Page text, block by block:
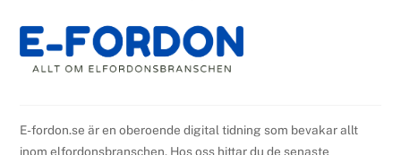
Top
E-fordon.se är en oberoende digital tidning som bevakar allt
inom elfordonsbranschen. Hos oss hittar du de senaste